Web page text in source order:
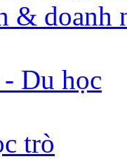
& doanh
Du học
trò